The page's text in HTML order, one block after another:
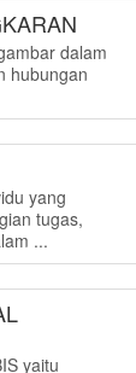
dalam
hubungan
yang
tugas,
...
yaitu